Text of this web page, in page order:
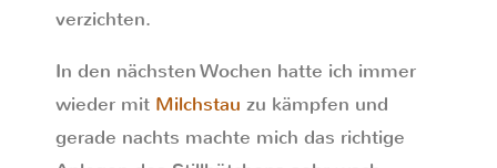
verzichten.
In den nächsten Wochen hatte ich immer
wieder mit Milchstau zu kämpfen und
gerade nachts machte mich das richtige